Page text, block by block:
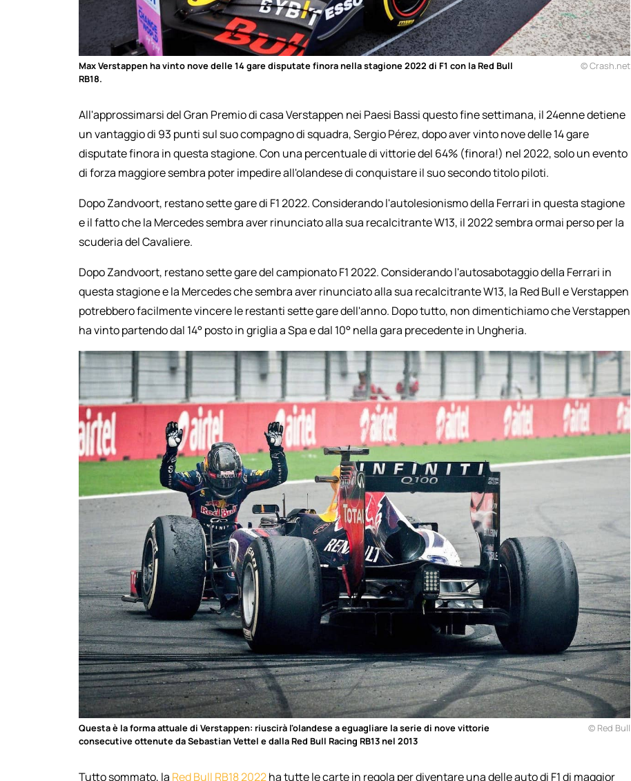
Max Verstappen ha vinto nove delle 14 gare disputate finora nella stagione 2022 di F1 con la Red Bull
RB18.
© Crash.net
All'approssimarsi del Gran Premio di casa Verstappen nei Paesi Bassi questo fine settimana, il 24enne detiene
un vantaggio di 93 punti sul suo compagno di squadra, Sergio Pérez, dopo aver vinto nove delle 14 gare
disputate finora in questa stagione. Con una percentuale di vittorie del 64% (finora!) nel 2022, solo un evento
di forza maggiore sembra poter impedire all'olandese di conquistare il suo secondo titolo piloti.
Dopo Zandvoort, restano sette gare di F1 2022. Considerando l'autolesionismo della Ferrari in questa stagione
e il fatto che la Mercedes sembra aver rinunciato alla sua recalcitrante W13, il 2022 sembra ormai perso per la
scuderia del Cavaliere.
Dopo Zandvoort, restano sette gare del campionato F1 2022. Considerando l'autosabotaggio della Ferrari in
questa stagione e la Mercedes che sembra aver rinunciato alla sua recalcitrante W13, la Red Bull e Verstappen
potrebbero facilmente vincere le restanti sette gare dell'anno. Dopo tutto, non dimentichiamo che Verstappen
ha vinto partendo dal 14° posto in griglia a Spa e dal 10° nella gara precedente in Ungheria.
Questa è la forma attuale di Verstappen: riuscirà l'olandese a eguagliare la serie di nove vittorie
consecutive ottenute da Sebastian Vettel e dalla Red Bull Racing RB13 nel 2013
© Red Bull
Tutto sommato, la Red Bull RB18 2022ha tutte le carte in regola per diventare una delle auto di F1 di maggior